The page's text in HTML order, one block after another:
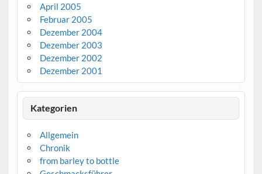
April 2005
Februar 2005
Dezember 2004
Dezember 2003
Dezember 2002
Dezember 2001
Kategorien
Allgemein
Chronik
from barley to bottle